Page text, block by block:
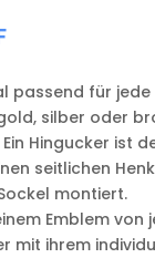
passend für
silber oder
Hingucker ist
seitlichen
montiert.
Emblem von
mit ihrem